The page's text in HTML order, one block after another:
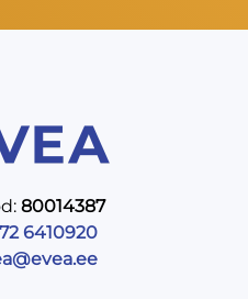
80014387
6410920